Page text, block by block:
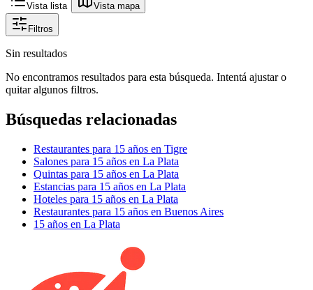
Vista lista Vista mapa
Filtros
Sin resultados
No encontramos resultados para esta búsqueda. Intentá ajustar o
quitar algunos filtros.
Búsquedas relacionadas
Restaurantes para 15 años en Tigre
Salones para 15 años en La Plata
Quintas para 15 años en La Plata
Estancias para 15 años en La Plata
Hoteles para 15 años en La Plata
Restaurantes para 15 años en Buenos Aires
15 años en La Plata